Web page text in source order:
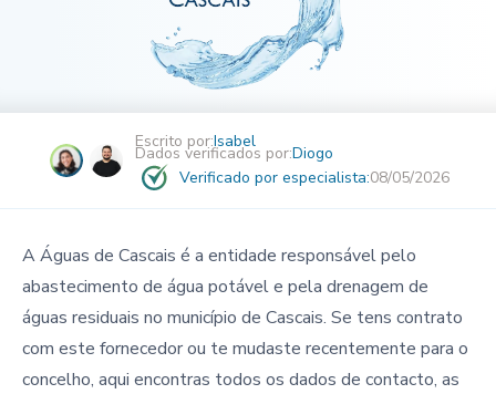
Escrito por:Isabel
Dados verificados por:Diogo
Verificado por especialista:08/05/2026
A Águas de Cascais é a entidade responsável pelo
abastecimento de água potável e pela drenagem de
águas residuais no município de Cascais. Se tens contrato
com este fornecedor ou te mudaste recentemente para o
concelho, aqui encontras todos os dados de contacto, as